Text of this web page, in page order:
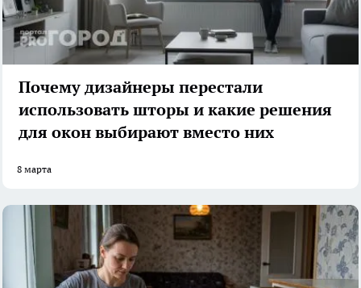
Почему дизайнеры перестали
использовать шторы и какие решения
для окон выбирают вместо них
8 марта